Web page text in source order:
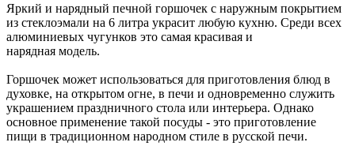
Яркий и нарядный печной горшочек с наружным покрытием
из стеклоэмали на 6 литра украсит любую кухню. Среди всех
алюминиевых чугунков это самая красивая и
нарядная модель.
Горшочек может использоваться для приготовления блюд в
духовке, на открытом огне, в печи и одновременно служить
украшением праздничного стола или интерьера. Однако
основное применение такой посуды - это приготовление
пищи в традиционном народном стиле в русской печи.